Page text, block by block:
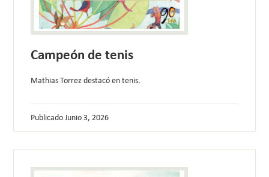
Campeón de tenis
Mathias Torrez destacó en tenis.
PublicadoJunio 3, 2026